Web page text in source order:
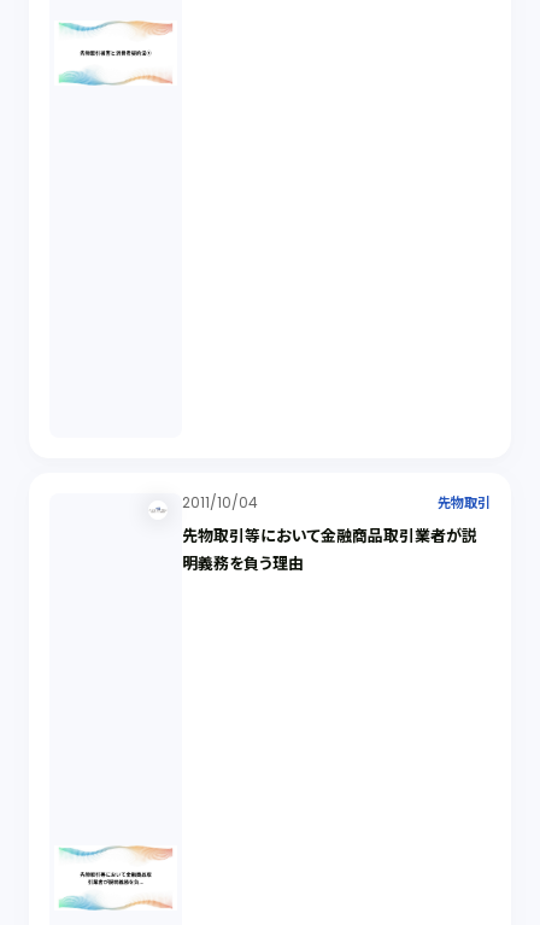
2011/10/04 先物取引
先物取引等において金融商品取引業者が説
明義務を負う理由